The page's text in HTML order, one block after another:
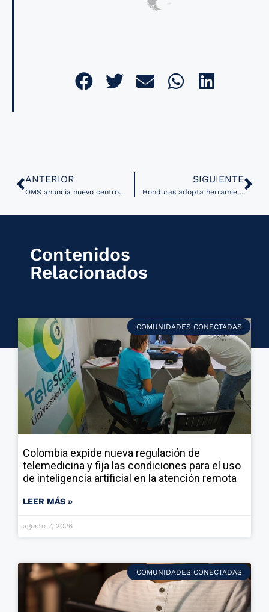
ANTERIOR
OMS anuncia nuevo centro colaborativo sobre IA para la gobernanza de la salud
SIGUIENTE
Honduras adopta herramienta de la OPS para mejorar el registro de estadísticas sobre mortalidad y morbilidad
Contenidos
Relacionados
COMUNIDADES CONECTADAS
Colombia expide nueva regulación de
telemedicina y fija las condiciones para el uso
de inteligencia artificial en la atención remota
LEER MÁS »
agosto 7, 2026
COMUNIDADES CONECTADAS